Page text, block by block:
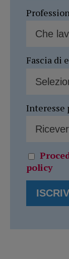
Fascia di
Interesse
policy